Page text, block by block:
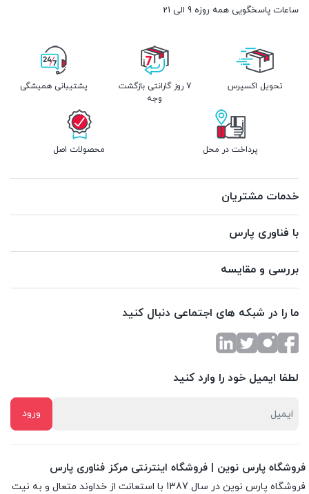
ساعات پاسخگویی همه روزه 9 الی 21
تحویل اکسپرس
7 روز گارانتی بازگشت
وجه
پشتیبانی همیشگی
پرداخت در محل محصولات اصل
خدمات مشتریان
با فناوری پارس
بررسی و مقایسه
ما را در شبکه های اجتماعی دنبال کنید
لطفا ایمیل خود را وارد کنید
فروشگاه پارس نوین | فروشگاه اینترنتی مرکز فناوری پارس
فروشگاه پارس نوین در سال 1387 با استعانت از خداوند متعال و به نیت